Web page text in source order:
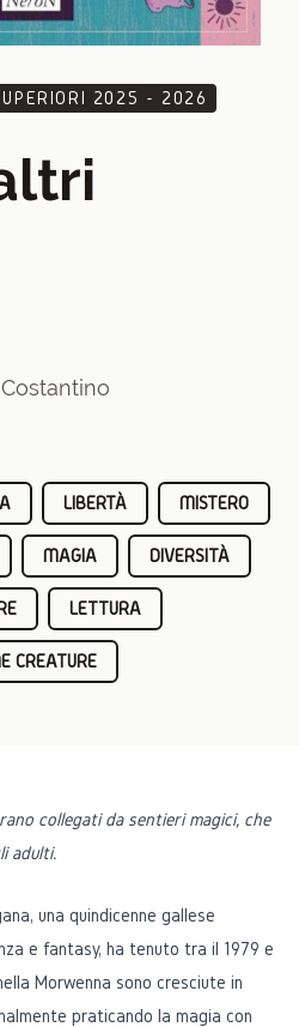
2025 - 2026
LIBERTÀ MISTERO
MAGIA DIVERSITÀ
LETTURA
CREATURE
collegati da sentieri magici, che
adulti.
una quindicenne gallese
e fantasy, ha tenuto tra il 1979 e
Morwenna sono cresciute in
praticando la magia con